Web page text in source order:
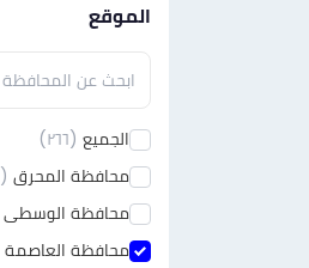
الموقع
الجميع (٢٦٦)
محافظة المحرق (٠)
محافظة الوسطى
محافظة العاصمة